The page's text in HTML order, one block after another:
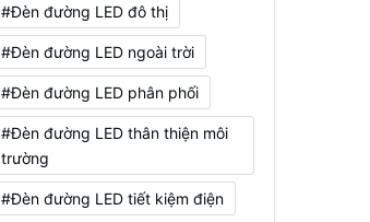
#Đèn đường LED đô thị
#Đèn đường LED ngoài trời
#Đèn đường LED phân phối
#Đèn đường LED thân thiện môi
trường
#Đèn đường LED tiết kiệm điện